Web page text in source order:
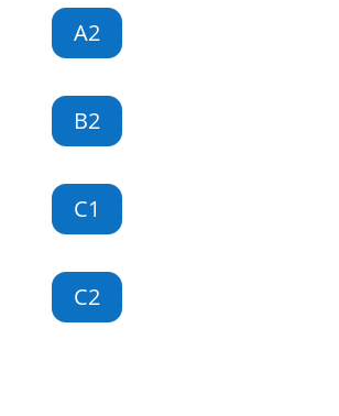
A2
B2
C1
C2